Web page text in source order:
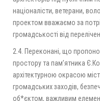
націоналісти, ветерани,
проектом вважаємо за
громадськості від
2.4. Переконані, що
простору та пам’ятника
архітектурною окрасою
громадських заходів,
об*єктом, важливим